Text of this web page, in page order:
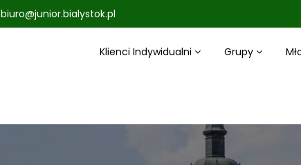
biuro@junior.bialystok.pl
Klienci Indywidualni Grupy